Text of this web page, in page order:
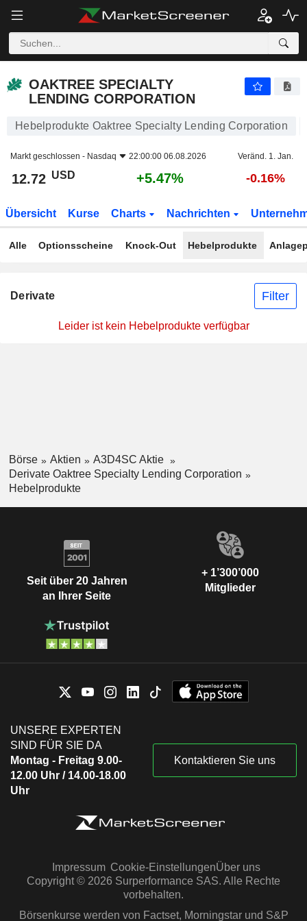
OAKTREE SPECIALTY
LENDING CORPORATION
Hebelprodukte Oaktree Specialty Lending Corporation
Markt geschlossen - Nasdaq 22:00:00 06.08.2026 Veränd. 1. Jan.
12.72 USD +5.47% -0.16%
Übersicht Kurse Charts Nachrichten
Alle Optionsscheine Knock-Out Hebelprodukte
Derivate Filter
Leider ist kein Hebelprodukte verfügbar
Börse Aktien
A3D4SC Aktie
Derivate Oaktree Specialty Lending Corporation
Hebelprodukte
Seit über 20 Jahren
an Ihrer Seite
+ 1’300’000
Mitglieder
UNSERE EXPERTEN
SIND FÜR SIE DA
Montag - Freitag 9.00-
12.00 Uhr / 14.00-18.00
Uhr
Kontaktieren Sie uns
Impressum Cookie-EinstellungenÜber uns
Copyright © 2026 Surperformance SAS. Alle Rechte
vorbehalten.
Börsenkurse werden von Factset, Morningstar und S&P